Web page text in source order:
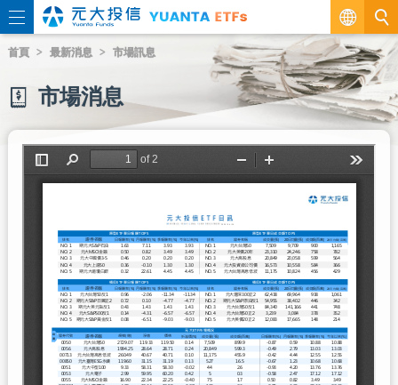
繁
EN
首頁 最新消息 市場訊息
市場消息